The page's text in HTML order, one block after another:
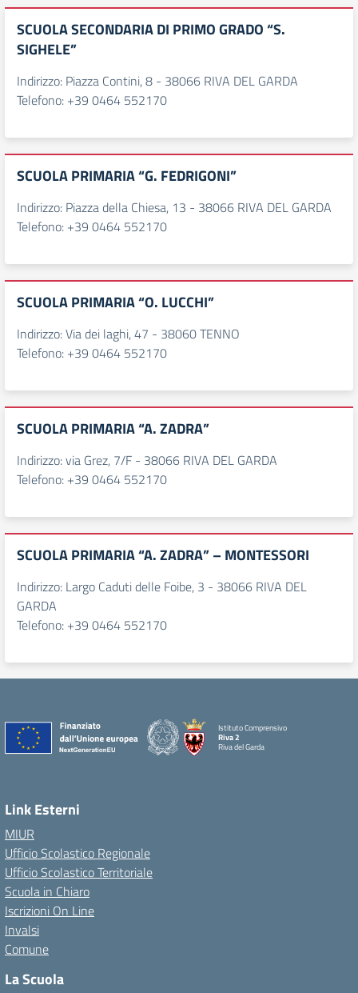
SCUOLA SECONDARIA DI PRIMO GRADO “S.
SIGHELE”
Indirizzo: Piazza Contini, 8 - 38066 RIVA DEL GARDA
Telefono: +39 0464 552170
SCUOLA PRIMARIA “G. FEDRIGONI”
Indirizzo: Piazza della Chiesa, 13 - 38066 RIVA DEL GARDA
Telefono: +39 0464 552170
SCUOLA PRIMARIA “O. LUCCHI”
Indirizzo: Via dei laghi, 47 - 38060 TENNO
Telefono: +39 0464 552170
SCUOLA PRIMARIA “A. ZADRA”
Indirizzo: via Grez, 7/F - 38066 RIVA DEL GARDA
Telefono: +39 0464 552170
SCUOLA PRIMARIA “A. ZADRA” – MONTESSORI
Indirizzo: Largo Caduti delle Foibe, 3 - 38066 RIVA DEL
GARDA
Telefono: +39 0464 552170
Istituto Comprensivo
Riva 2
Riva del Garda
Link Esterni
MIUR
Ufficio Scolastico Regionale
Ufficio Scolastico Territoriale
Scuola in Chiaro
Iscrizioni On Line
Invalsi
Comune
La Scuola